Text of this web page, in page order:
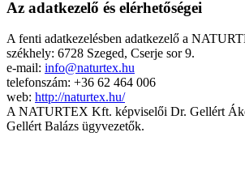
Az adatkezelő és elérhetőségei
A fenti adatkezelésben adatkezelő a
székhely: 6728 Szeged, Cserje sor 9.
e-mail: info@naturtex.hu
telefonszám: +36 62 464 006
web: http://naturtex.hu/
A NATURTEX Kft. képviselői Dr. Gellért
Gellért Balázs ügyvezetők.